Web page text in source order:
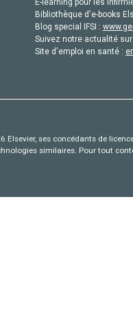
E-learning pour les
Bibliothèque d'e-books
Blog special IFSI :
Suivez notre actualité
Site d'emploi en santé :
Elsevier, ses concédants de
similaires. Pour tout